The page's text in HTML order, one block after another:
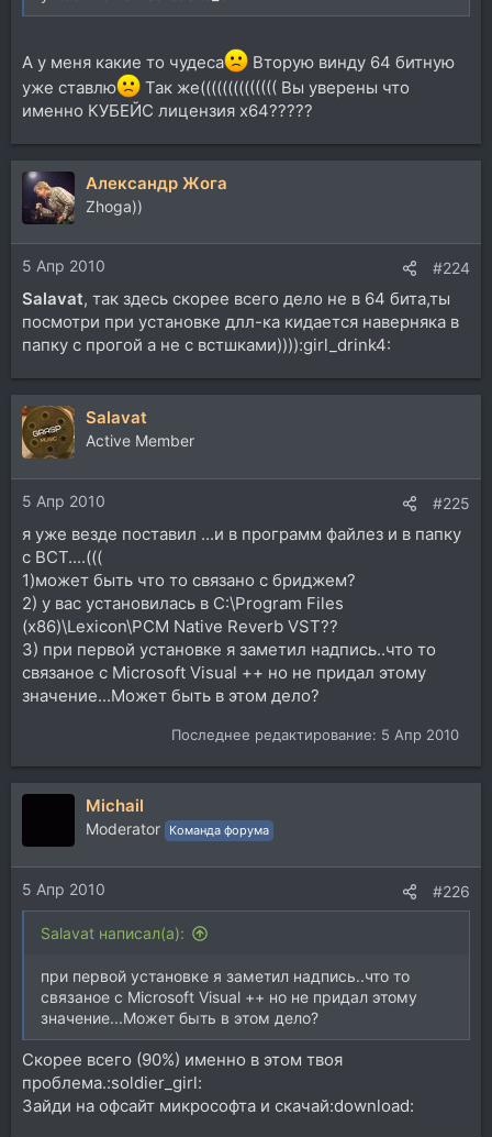
А у меня какие то чудеса
Вторую винду 64 битную
уже ставлю
Так же(((((((((((((( Вы уверены что
именно КУБЕЙС лицензия x64?????
Александр Жога
Zhoga))
5 Апр 2010 #224
Salavat, так здесь скорее всего дело не в 64 бита,ты
посмотри при установке длл-ка кидается наверняка в
папку с прогой а не с встшками)))):girl_drink4:
Salavat
Active Member
5 Апр 2010 #225
я уже везде поставил ...и в программ файлез и в папку
с ВСТ....(((
1)может быть что то связано с бриджем?
2) у вас установилась в C:\Program Files
(x86)\Lexicon\PCM Native Reverb VST??
3) при первой установке я заметил надпись..что то
связаное с Microsoft Visual ++ но не придал этому
значение...Может быть в этом дело?
Последнее редактирование: 5 Апр 2010
Michail
Moderator Команда форума
5 Апр 2010 #226
Salavat написал(а):
при первой установке я заметил надпись..что то
связаное с Microsoft Visual ++ но не придал этому
значение...Может быть в этом дело?
Скорее всего (90%) именно в этом твоя
проблема.:soldier_girl:
Зайди на офсайт микрософта и скачай:download: